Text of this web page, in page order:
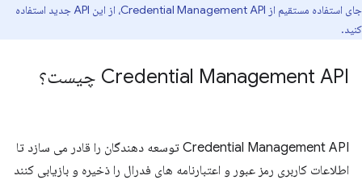
جای استفاده مستقیم از Credential Management API، از این API جدید استفاده
کنید.
Credential Management API چیست؟
Credential Management API توسعه دهندگان را قادر می سازد تا
اطلاعات کاربری رمز عبور و اعتبارنامه های فدرال را ذخیره و بازیابی کنند